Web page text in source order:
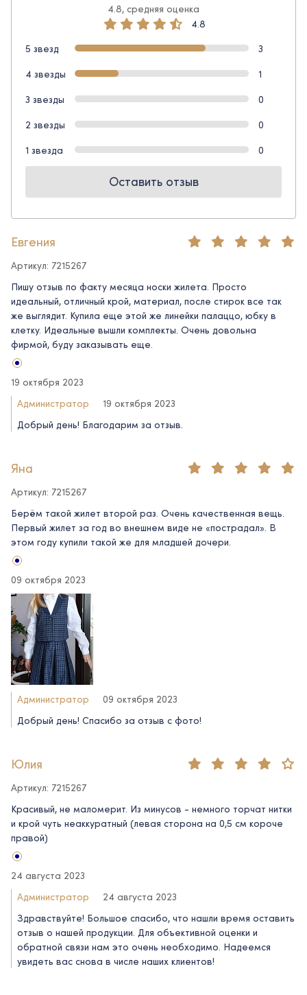
4.8, средняя оценка
4.8
5 звезд
3
4 звезды
1
3 звезды
0
2 звезды
0
1 звезда
0
Оставить отзыв
Евгения
Артикул: 7215267
Пишу отзыв по факту месяца носки жилета. Просто
идеальный, отличный крой, материал, после стирок все так
же выглядит. Купила еще этой же линейки палаццо, юбку в
клетку. Идеальные вышли комплекты. Очень довольна
фирмой, буду заказывать еще.
19 октября 2023
Администратор
19 октября 2023
Добрый день! Благодарим за отзыв.
Яна
Артикул: 7215267
Берём такой жилет второй раз. Очень качественная вещь.
Первый жилет за год во внешнем виде не «пострадал». В
этом году купили такой же для младшей дочери.
09 октября 2023
Администратор
09 октября 2023
Добрый день! Спасибо за отзыв c фото!
Юлия
Артикул: 7215267
Красивый, не маломерит. Из минусов - немного торчат нитки
и крой чуть неаккуратный (левая сторона на 0,5 см короче
правой)
24 августа 2023
Администратор
24 августа 2023
Здравствуйте! Большое спасибо, что нашли время оставить
отзыв о нашей продукции. Для объективной оценки и
обратной связи нам это очень необходимо. Надеемся
увидеть вас снова в числе наших клиентов!